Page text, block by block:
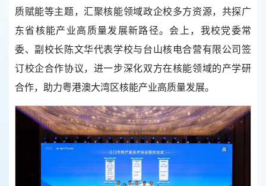
质赋能等主题，汇聚核能领域政企校多方资源，共探广
东省核能产业高质量发展新路径。会上，我校党委常
委、副校长陈文华代表学校与台山核电合营有限公司签
订校企合作协议，进一步深化双方在核能领域的产学研
合作，助力粤港澳大湾区核能产业高质量发展。